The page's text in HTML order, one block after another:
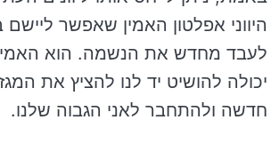
היווני אפלטון האמין שאפשר ליישם
לעבד מחדש את הנשמה. הוא
יכולה להושיט יד לנו להציץ את
חדשה ולהתחבר לאני הגבוה שלנו.